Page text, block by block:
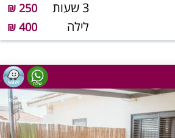
3 שעות 250 ₪
לילה 400 ₪